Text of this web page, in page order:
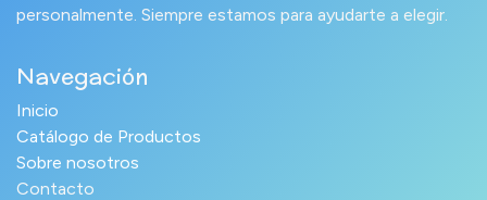
personalmente. Siempre estamos para ayudarte a elegir.
Navegación
Inicio
Catálogo de Productos
Sobre nosotros
Contacto